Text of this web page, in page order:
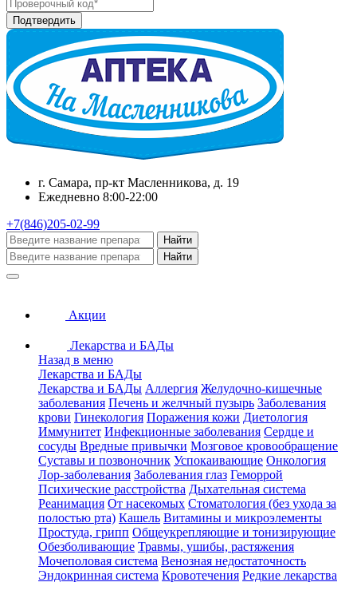
г. Самара, пр-кт Масленникова, д. 19
Ежедневно 8:00-22:00
+7(846)205-02-99
Найти
Найти
Акции
Лекарства и БАДы
Назад в меню
Лекарства и БАДы
Лекарства и БАДы Аллергия Желудочно-кишечные
заболевания Печень и желчный пузырь Заболевания
крови Гинекология Поражения кожи Диетология
Иммунитет Инфекционные заболевания Сердце и
сосуды Вредные привычки Мозговое кровообращение
Суставы и позвоночник Успокаивающие Онкология
Лор-заболевания Заболевания глаз Геморрой
Психические расстройства Дыхательная система
Реанимация От насекомых Стоматология (без ухода за
полостью рта) Кашель Витамины и микроэлементы
Простуда, грипп Общеукрепляющие и тонизирующие
Обезболивающие Травмы, ушибы, растяжения
Мочеполовая система Венозная недостаточность
Эндокринная система Кровотечения Редкие лекарства